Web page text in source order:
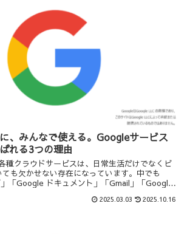
、みんなで使える。Googleサービス
れる3つの理由
種クラウドサービスは、日常生活だけでなくビ
も欠かせない存在になっています。中でも
」「Google ドキュメント」「Gmail」「Google
2025.03.03 2025.10.16